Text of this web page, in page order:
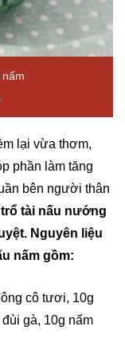
lại vừa thơm,
phần làm tăng
bên người thân
trổ tài nấu nướng
Nguyên liệu
nấm gồm:
cô tươi, 10g
gà, 10g nấm